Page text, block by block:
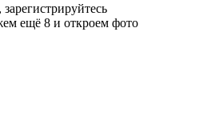
ещё 8 и откроем фото